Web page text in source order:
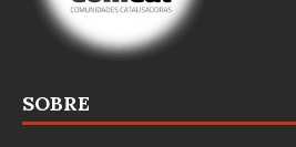
SOBRE